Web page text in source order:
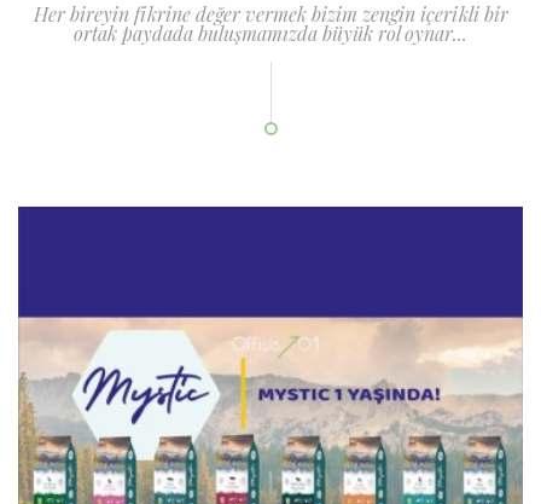
Her bireyin fikrine değer vermek bizim zengin içerikli bir
ortak paydada buluşmamızda büyük rol oynar...